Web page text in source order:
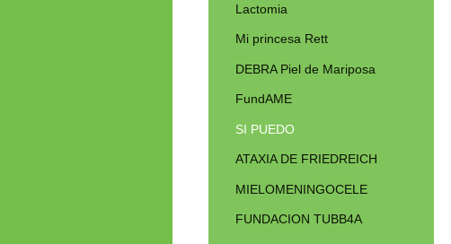
Lactomia
Mi princesa Rett
DEBRA Piel de Mariposa
FundAME
SI PUEDO
ATAXIA DE FRIEDREICH
MIELOMENINGOCELE
FUNDACION TUBB4A